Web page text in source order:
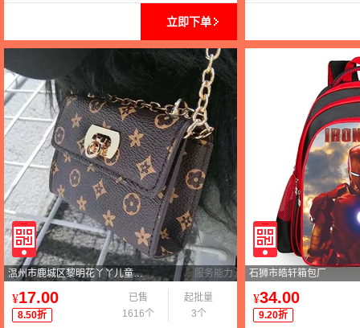
立即下单
温州市鹿城区黎明花丫丫儿童用品网店 服务能力
¥17.00
8.50折
已售
1616个
起批量
3个
石狮市皓轩箱包厂
¥34.00
9.20折